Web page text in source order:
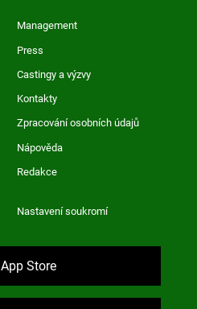
Management
Press
Castingy a výzvy
Kontakty
Zpracování osobních údajů
Nápověda
Redakce
Nastavení soukromí
App Store